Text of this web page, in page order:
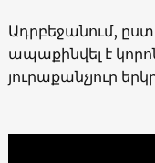
Ադրբեջանում,
ապաքինվել է
յուրաքանչյուր